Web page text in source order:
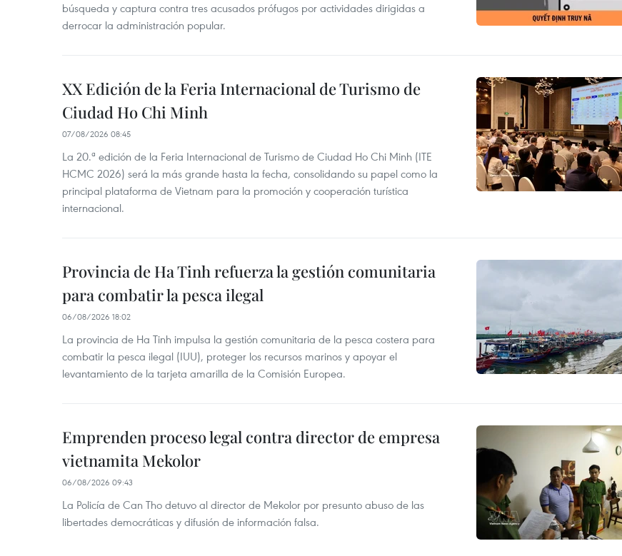
búsqueda y captura contra tres acusados prófugos por actividades dirigidas a
derrocar la administración popular.
XX Edición de la Feria Internacional de Turismo de
Ciudad Ho Chi Minh
07/08/2026 08:45
La 20.ª edición de la Feria Internacional de Turismo de Ciudad Ho Chi Minh (ITE
HCMC 2026) será la más grande hasta la fecha, consolidando su papel como la
principal plataforma de Vietnam para la promoción y cooperación turística
internacional.
Provincia de Ha Tinh refuerza la gestión comunitaria
para combatir la pesca ilegal
06/08/2026 18:02
La provincia de Ha Tinh impulsa la gestión comunitaria de la pesca costera para
combatir la pesca ilegal (IUU), proteger los recursos marinos y apoyar el
levantamiento de la tarjeta amarilla de la Comisión Europea.
Emprenden proceso legal contra director de empresa
vietnamita Mekolor
06/08/2026 09:43
La Policía de Can Tho detuvo al director de Mekolor por presunto abuso de las
libertades democráticas y difusión de información falsa.